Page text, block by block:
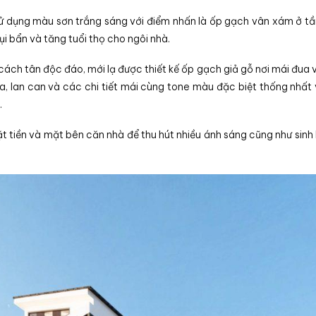
màu sơn trắng sáng với điểm nhấn là ốp gạch vân xám ở
bẩn và tăng tuổi thọ cho ngôi nhà.
tân độc đáo, mới lạ được thiết kế ốp gạch giả gỗ nơi mái đua
lan can và các chi tiết mái cùng tone màu đặc biệt thống nhất
và mặt bên căn nhà để thu hút nhiều ánh sáng cũng như sinh